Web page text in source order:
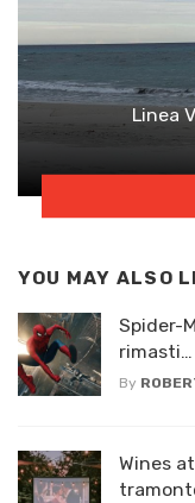
Linea
YOU MAY ALSO
Spider-
rimasti…
By
Wines